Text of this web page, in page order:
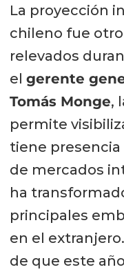
La proyección
chileno fue
relevados
el gerente
Tomás Monge,
permite
tiene
de mercados
ha
principales
en el
de que este